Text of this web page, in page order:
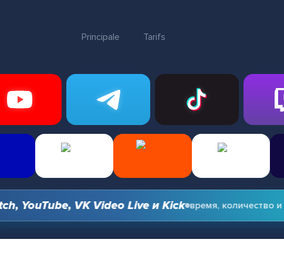
Principale Tarifs
VK Video Live и Kick время, количество и